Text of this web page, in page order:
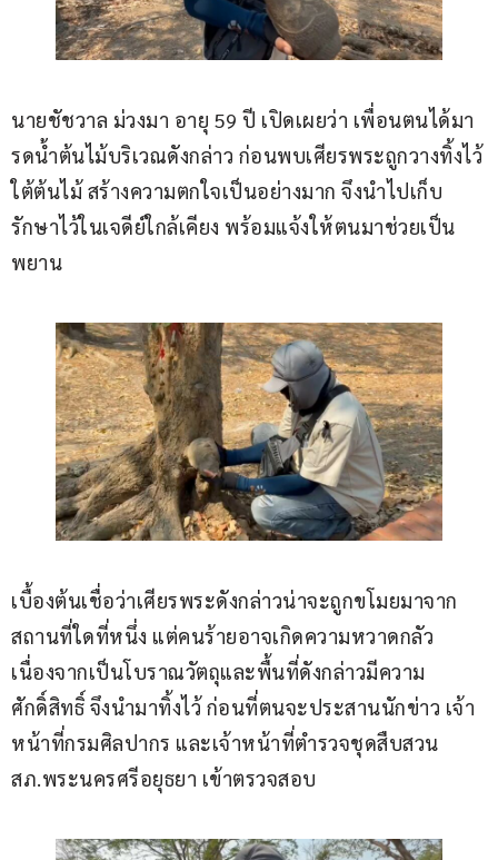
นายชัชวาล ม่วงมา อายุ 59 ปี เปิดเผยว่า เพื่อนตนได้มา
รดน้ำต้นไม้บริเวณดังกล่าว ก่อนพบเศียรพระถูกวางทิ้งไว้
ใต้ต้นไม้ สร้างความตกใจเป็นอย่างมาก จึงนำไปเก็บ
รักษาไว้ในเจดีย์ใกล้เคียง พร้อมแจ้งให้ตนมาช่วยเป็น
พยาน
เบื้องต้นเชื่อว่าเศียรพระดังกล่าวน่าจะถูกขโมยมาจาก
สถานที่ใดที่หนึ่ง แต่คนร้ายอาจเกิดความหวาดกลัว
เนื่องจากเป็นโบราณวัตถุและพื้นที่ดังกล่าวมีความ
ศักดิ์สิทธิ์ จึงนำมาทิ้งไว้ ก่อนที่ตนจะประสานนักข่าว เจ้า
หน้าที่กรมศิลปากร และเจ้าหน้าที่ตำรวจชุดสืบสวน
สภ.พระนครศรีอยุธยา เข้าตรวจสอบ